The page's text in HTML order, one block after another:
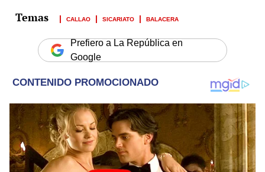
CALLAO SICARIATO BALACERA
Prefiero a La República en
Google